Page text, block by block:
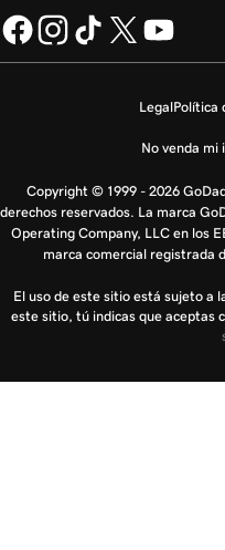
LegalPolítica
No venda mi
Copyright © 1999 - 2026
derechos reservados. La marca
Operating Company, LLC en los
marca comercial registrada
El uso de este sitio está sujeto a
este sitio, tú indicas que aceptas